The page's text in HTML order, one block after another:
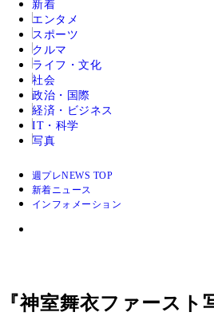
新着
エンタメ
スポーツ
クルマ
ライフ・文化
社会
政治・国際
経済・ビジネス
IT・科学
写真
週プレNEWS TOP
新着ニュース
インフォメーション
『神室舞衣ファースト